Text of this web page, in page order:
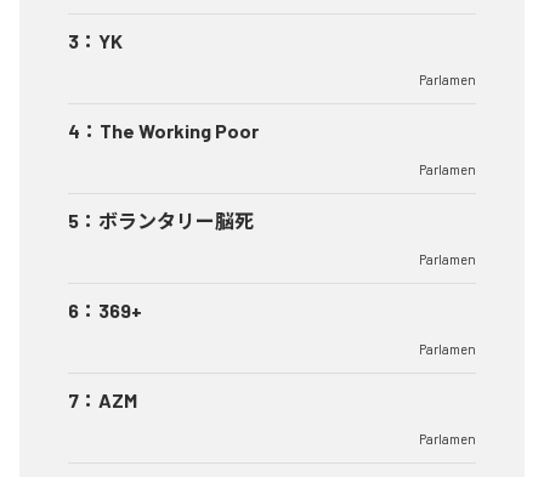
3 ： YK
Parlamen
4 ： The Working Poor
Parlamen
5 ： ボランタリー脳死
Parlamen
6 ： 369+
Parlamen
7 ： AZM
Parlamen